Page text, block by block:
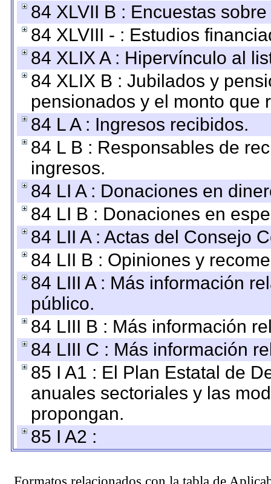
84 XLVII B : Encuestas
84 XLVIII - : Estudios
84 XLIX A : Hipervínculo al
84 XLIX B : Jubilados y
pensionados y el monto que
84 L A : Ingresos recibidos.
84 L B : Responsables de
ingresos.
84 LI A : Donaciones en
84 LI B : Donaciones en
84 LII A : Actas del Consejo
84 LII B : Opiniones y
84 LIII A : Más información
público.
84 LIII B : Más información
84 LIII C : Más información
85 I A1 : El Plan Estatal de
anuales sectoriales y las
propongan.
85 I A2 :